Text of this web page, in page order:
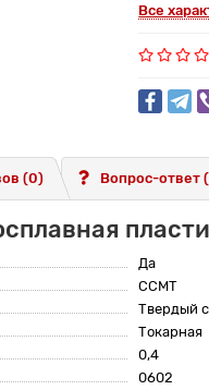
Все
(0) Вопрос-ответ
Да
CCMT
Твердый
Токарная
0,4
0602